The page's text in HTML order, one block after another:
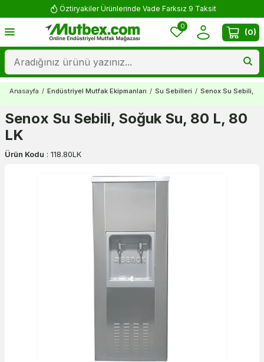
Öztiryakiler Ürünlerinde Vade Farksız 9 Taksit
0
(0)
Anasayfa / Endüstriyel Mutfak Ekipmanları / Su Sebilleri / Senox Su Sebili,
Senox Su Sebili, Soğuk Su, 80 L, 80
LK
Ürün Kodu : 118.80LK